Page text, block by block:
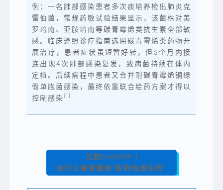
例：一名肺部感染患者多次痰培养检出肺炎克
雷伯菌，常规药敏试验结果显示，该菌株对美
罗培南、亚胺培南等碳青霉烯类抗生素全部敏
感。临床遵照诊疗指南选用碳青霉烯类药物开
展治疗，患者症状虽短暂好转，但5个月内接
连出现4次肺部感染复发，致病菌持续在体内
定植。后续病程中患者又合并耐碳青霉烯铜绿
假单胞菌感染，最终依靠联合给药方案才得以
控制感染 [1]
沉默blaNDM-1
如何让碳青霉烯“耐药检测失灵”